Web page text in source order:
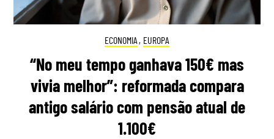
ECONOMIA , EUROPA
“No meu tempo ganhava 150€ mas
vivia melhor”: reformada compara
antigo salário com pensão atual de
1.100€